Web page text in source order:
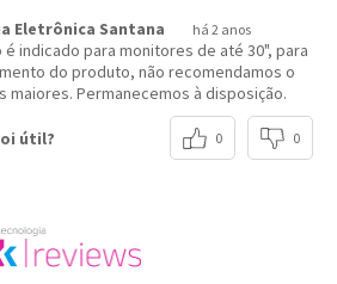
Eletrônica Santana há 2 anos
indicado para monitores de até 30", para
do produto, não recomendamos o
maiores. Permanecemos à disposição.
útil? 0 0